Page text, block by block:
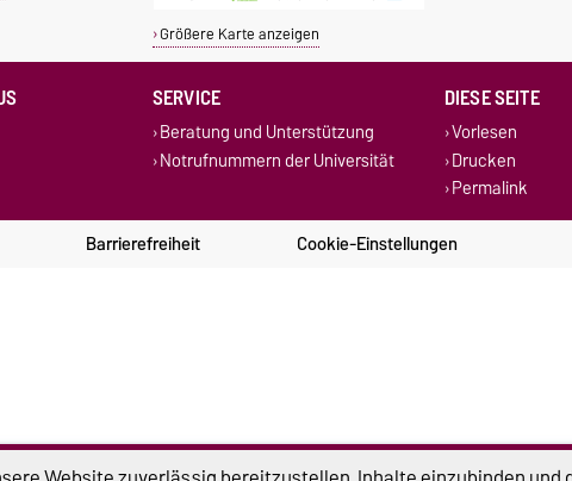
Größere Karte anzeigen
SERVICE
Beratung und Unterstützung
Notrufnummern der Universität
DIESE SEITE
Vorlesen
Drucken
Permalink
Barrierefreiheit Cookie-Einstellungen